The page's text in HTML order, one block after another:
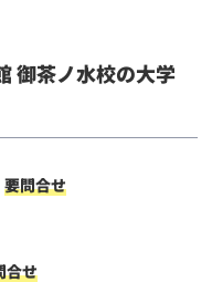
御茶ノ水校の大学
要問合せ
合せ